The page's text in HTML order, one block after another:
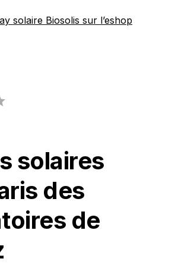
solaire Biosolis sur l’eshop
solaires
des
de